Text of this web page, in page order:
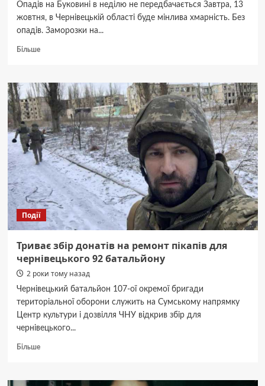
Опадів на Буковині в неділю не передбачається Завтра, 13
жовтня, в Чернівецькій області буде мінлива хмарність. Без
опадів. Заморозки на...
БільшеДокладніше
морози:
вночі
у
Чернівцях
буде
-3°С
Події
Триває збір донатів на ремонт пікапів для
чернівецького 92 батальйону
2 роки тому назад
Чернівецький батальйон 107-ої окремої бригади
територіальної оборони служить на Сумському напрямку
Центр культури і дозвілля ЧНУ відкрив збір для
чернівецького...
БільшеДокладніше
збір